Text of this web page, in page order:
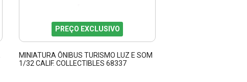
PREÇO EXCLUSIVO
MINIATURA ÔNIBUS TURISMO LUZ E SOM
1/32 CALIF. COLLECTIBLES 68337